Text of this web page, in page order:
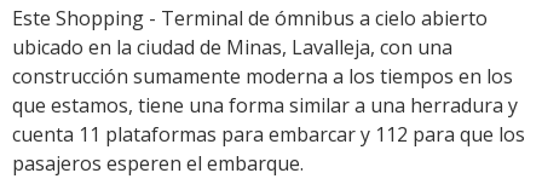
Link
Este Shopping - Terminal de ómnibus a cielo abierto
ubicado en la ciudad de Minas, Lavalleja, con una
construcción sumamente moderna a los tiempos en los
que estamos, tiene una forma similar a una herradura y
cuenta 11 plataformas para embarcar y 112 para que los
pasajeros esperen el embarque.